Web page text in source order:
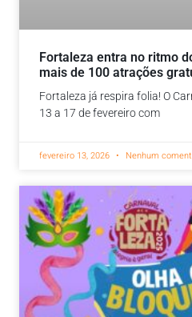
Fortaleza entra no ritmo
mais de 100 atrações
Fortaleza já respira folia! O
13 a 17 de fevereiro com
fevereiro 13, 2026 Nenhum